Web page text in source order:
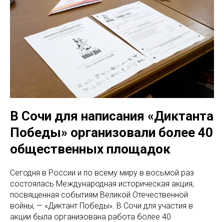
В Сочи для написания «Диктанта
Победы» организовали более 40
общественных площадок
Сегодня в России и по всему миру в восьмой раз
состоялась Международная историческая акция,
посвященная событиям Великой Отечественной
войны, — «Диктант Победы». В Сочи для участия в
акции была организована работа более 40